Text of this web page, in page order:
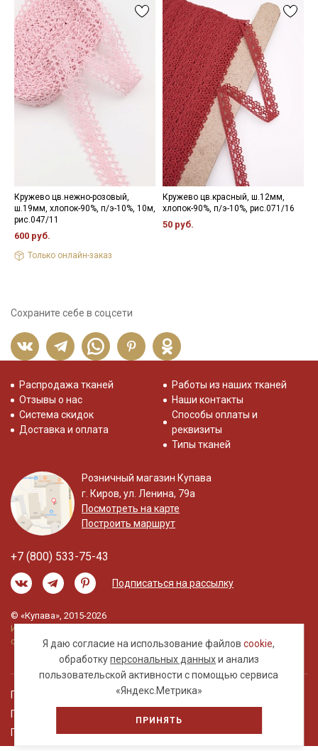
Кружево цв.нежно-розовый,
ш.19мм, хлопок-90%, п/э-10%, 10м,
рис.047/11
600 руб.
Только онлайн-заказ
Кружево цв.красный, ш.12мм,
хлопок-90%, п/э-10%, рис.071/16
50 руб.
Сохраните себе в соцсети
Я даю согласие на использование файловcookie,
обработкуперсональных данныхи анализ
пользовательской активности с помощью сервиса
«Яндекс.Метрика»
ПРИНЯТЬ
Распродажа тканей
Отзывы о нас
Система скидок
Доставка и оплата
Работы из наших тканей
Наши контакты
Способы оплаты и
реквизиты
Типы тканей
Розничный магазин Купава
г. Киров, ул. Ленина, 79а
Посмотреть на карте
Построить маршрут
+7 (800) 533-75-43
Подписаться на рассылку
© «Купава», 2015-2026
Информация на сайте не является публичной
офертой.
Правовая информация
Политика обработки персональных данных
Пользовательское соглашение